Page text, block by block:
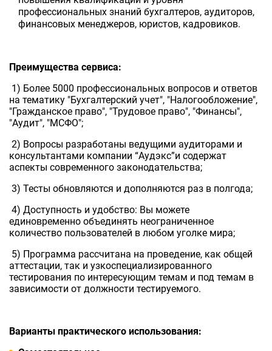
профессиональных знаний бухгалтеров, аудиторов,
финансовых менеджеров, юристов, кадровиков.
Преимущества сервиса:
1) Более 5000 профессиональных вопросов и ответов
на тематику "Бухгалтерский учет", "Налогообложение",
"Гражданское право", "Трудовое право", "Финансы",
"Аудит", "МСФО";
2) Вопросы разработаны ведущими аудиторами и
консультантами компании “Аудэкс”и содержат
аспекты современного законодательства;
3) Тесты обновляются и дополняются раз в полгода;
4) Доступность и удобство: Вы можете
единовременно объединять неограниченное
количество пользователей в любом уголке мира;
5) Программа рассчитана на проведение, как общей
аттестации, так и узкоспециализированного
тестирования по интересующим темам и под темам в
зависимости от должности тестируемого.
Варианты практического использования: